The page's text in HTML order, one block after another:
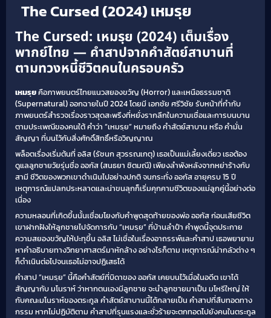
The Cursed (2024) เหมรฺย
The Cursed: เหมรฺย (2024) เต็มเรื่อง
พากย์ไทย — คำสาปจากคำสัตย์สาบานที่
ตามทวงหนี้ชีวิตคนในครอบครัว
เหมรฺยคือภาพยนตร์ไทยแนวสยองขวัญ (Horror) และเหนือธรรมชาติ
(Supernatural) ออกฉายในปี 2024 โดยมี เอกชัย ศรีวิชัย รับหน้าที่กำกับ
ภาพยนตร์สำรวจเรื่องราวสุดสะพรึงที่หยั่งรากลึกในความเชื่อและการบนบาน
ตามประเพณีของคนใต้ คำว่า “เหมรฺย” หมายถึง คำสัตย์สาบาน หรือ คำมั่น
สัญญา ที่บนไว้กับสิ่งศักดิ์สิทธิ์หรือวิญญาณ
พล็อตเรื่องเริ่มต้นที่ อลิส (รัชนก สุวรรณเกตุ) เธอเป็นแม่เลี้ยงเดี่ยว เธอต้อง
ดูแลลูกชายวัยรุ่นชื่อ ออกัส (สนธยา ชิตมณี) เพียงลำพังหลังจากหย่าร้างกับ
สามี ชีวิตของพวกเขาดำเนินไปอย่างปกติ จนกระทั่ง ออกัส อายุครบ 15 ปี
เหตุการณ์แปลกประหลาดและน่าขนลุกก็เริ่มคุกคามชีวิตของแม่ลูกคู่นี้อย่างต่อ
เนื่อง
ความหลอนที่เกิดขึ้นนั้นเชื่อมโยงกับคำพูดสุดท้ายของพ่อ ออกัส ก่อนเสียชีวิต
เขาฝากฝังให้ลูกชายไปจัดการกับ “เหมรฺย” ที่บ้านลำปำ คำพูดนี้จุดประกาย
ความสยองขวัญให้ปะทุขึ้น อลิส ไม่เชื่อในเรื่องอาถรรพ์และคำสาป เธอพยายาม
หาคำอธิบายทางวิทยาศาสตร์มาหักล้าง อย่างไรก็ตาม เหตุการณ์น่ากลัวต่าง ๆ
ก็ดำเนินต่อไปจนเธอไม่อาจปฏิเสธได้
คำสาป “เหมรฺย” นี้คือคำสัตย์ที่บิดาของ ออกัส เคยบนไว้เมื่อในอดีต เขาได้
สัญญากับ มโนราห์ ว่าหากตนเองมีลูกชาย จะนำลูกชายมาเป็น มโหรีใหญ่ ให้
กับคณะมโนราห์ของตระกูล คำสัตย์สาบานนี้ได้กลายเป็น คำสาปที่สืบทอดทาง
กรรม หากไม่ปฏิบัติตาม คำสาปที่รุนแรงและชั่วร้ายจะตกทอดไปยังคนในตระกูล